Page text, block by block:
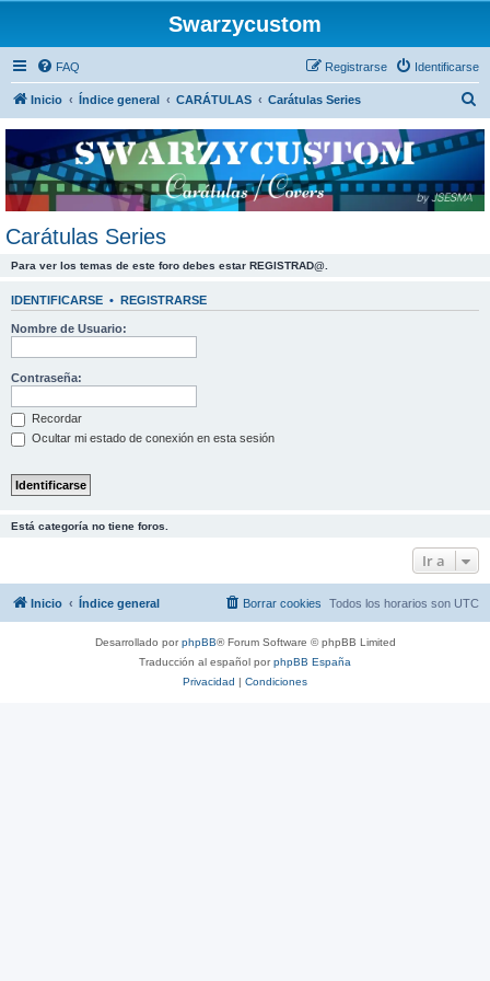
Swarzycustom
FAQ Identificarse
Registrarse
Inicio Índice general CARÁTULAS Carátulas Series
c
Carátulas Series
Para ver los temas de este foro debes estar REGISTRAD@.
IDENTIFICARSE • REGISTRARSE
Nombre de Usuario:
Contraseña:
Recordar
Ocultar mi estado de conexión en esta sesión
Está categoría no tiene foros.
Ir a
Inicio Índice general Todos los horarios son UTC
Borrar cookies
Desarrollado porphpBB® Forum Software © phpBB Limited
Traducción al español porphpBB España
Privacidad | Condiciones